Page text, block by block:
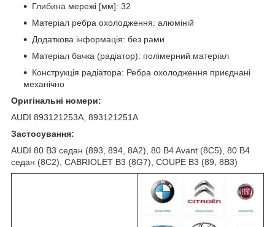
Глибина мережі [мм]: 32
Матеріал ребра охолодження: алюміній
Додаткова інформація: без рами
Матеріал бачка (радіатор): полімерний матеріал
Конструкція радіатора: Ребра охолодження приєднані
механічно
Оригінальні номери:
AUDI 893121253A, 893121251A
Застосування:
AUDI 80 B3 седан (893, 894, 8A2), 80 B4 Avant (8C5), 80 B4
седан (8C2), CABRIOLET B3 (8G7), COUPE B3 (89, 8B3)